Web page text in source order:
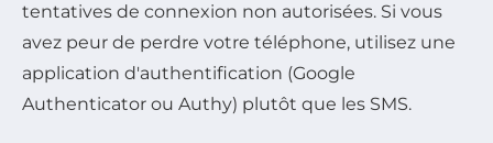
tentatives de connexion non autorisées. Si vous
avez peur de perdre votre téléphone, utilisez une
application d'authentification (Google
Authenticator ou Authy) plutôt que les SMS.